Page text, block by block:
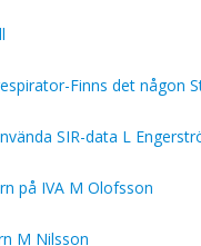
Finns det någon
SIR-data L
på IVA M Olofsson
M Nilsson